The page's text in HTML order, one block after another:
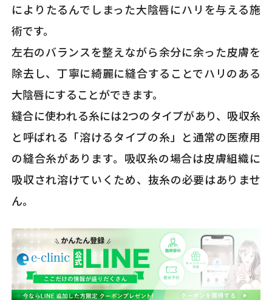
によりたるんでしまった大陰唇にハリを与える施
術です。
左右のバランスを整えながら余分に余った皮膚を
除去し、丁寧に綺麗に縫合することでハリのある
大陰唇にすることができます。
縫合に使われる糸には2つのタイプがあり、吸収糸
と呼ばれる「溶けるタイプの糸」と通常の医療用
の縫合糸があります。吸収糸の場合は皮膚組織に
吸収され溶けていくため、抜糸の必要はありませ
ん。